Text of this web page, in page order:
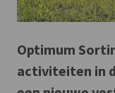
Optimum
activiteiten in